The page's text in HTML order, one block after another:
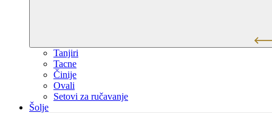
Tanjiri
Tacne
Činije
Ovali
Setovi za ručavanje
Šolje